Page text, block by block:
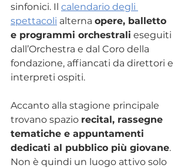
sinfonici. Il calendario degli
spettacoli alterna opere, balletto
e programmi orchestrali eseguiti
dall’Orchestra e dal Coro della
fondazione, affiancati da direttori e
interpreti ospiti.
Accanto alla stagione principale
trovano spazio recital, rassegne
tematiche e appuntamenti
dedicati al pubblico più giovane.
Non è quindi un luogo attivo solo